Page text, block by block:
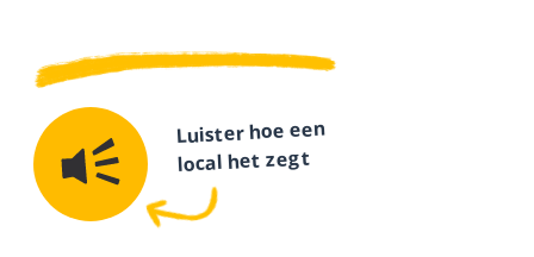
Luister hoe een
local het zegt